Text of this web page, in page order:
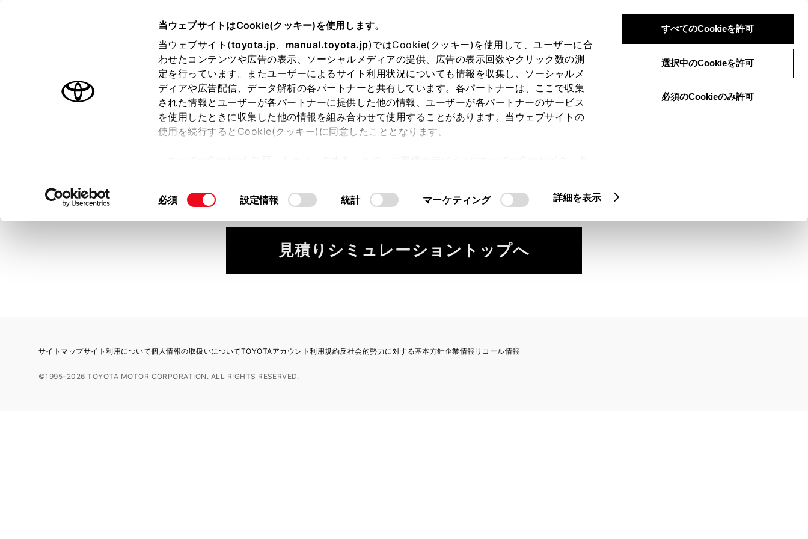
当ウェブサイトはCookie(クッキー)を使用します。
当ウェブサイト(toyota.jp、 manual.toyota.jp)ではCookie(クッキー)を使用して、ユーザーに合
わせたコンテンツや広告の表示、ソーシャルメディアの提供、広告の表示回数やクリック数の測
定を行っています。またユーザーによるサイト利用状況についても情報を収集し、ソーシャルメ
ディアや広告配信、データ解析の各パートナーと共有しています。各パートナーは、ここで収集
された情報とユーザーが各パートナーに提供した他の情報、ユーザーが各パートナーのサービス
を使用したときに収集した他の情報を組み合わせて使用することがあります。当ウェブサイトの
使用を続行するとCookie(クッキー)に同意したこととなります。
て」をご覧ください。
同
必須 設定情報 統計 マーケティング 詳細を表示
すべてのCookieを許可
選択中のCookieを許可
必須のCookieのみ許可
ログイン 検索 メニュー
オーナーサポート トピックス
見積りシミュレーション
見積りシミュレーショントップへ
サイトマップサイト利用について個人情報の取扱いについてTOYOTAアカウント利用規約反社会的勢力に対する基本方針企業情報 リコール情報
©1995-2026 TOYOTA MOTOR CORPORATION. ALL RIGHTS RESERVED.